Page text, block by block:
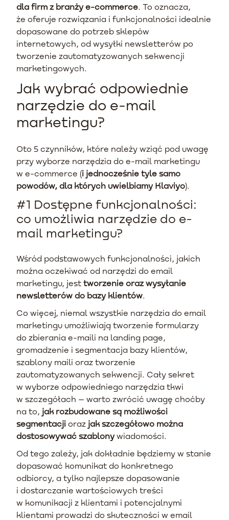
dla firm z branży e-commerce. To oznacza,
że oferuje rozwiązania i funkcjonalności idealnie
dopasowane do potrzeb sklepów
internetowych, od wysyłki newsletterów po
tworzenie zautomatyzowanych sekwencji
marketingowych.
Jak wybrać odpowiednie
narzędzie do e-mail
marketingu?
Oto 5 czynników, które należy wziąć pod uwagę
przy wyborze narzędzia do e-mail marketingu
w e-commerce (i jednocześnie tyle samo
powodów, dla których uwielbiamy Klaviyo).
#1 Dostępne funkcjonalności:
co umożliwia narzędzie do e-
mail marketingu?
Wśród podstawowych funkcjonalności, jakich
można oczekiwać od narzędzi do email
marketingu, jest tworzenie oraz wysyłanie
newsletterów do bazy klientów.
Co więcej, niemal wszystkie narzędzia do email
marketingu umożliwiają tworzenie formularzy
do zbierania e-maili na landing page,
gromadzenie i segmentacja bazy klientów,
szablony maili oraz tworzenie
zautomatyzowanych sekwencji. Cały sekret
w wyborze odpowiedniego narzędzia tkwi
w szczegółach – warto zwrócić uwagę choćby
na to, jak rozbudowane są możliwości
segmentacji oraz jak szczegółowo można
dostosowywać szablonywiadomości.
Od tego zależy, jak dokładnie będziemy w stanie
dopasować komunikat do konkretnego
odbiorcy, a tylko najlepsze dopasowanie
i dostarczanie wartościowych treści
w komunikacji z klientami i potencjalnymi
klientami prowadzi do skuteczności w email